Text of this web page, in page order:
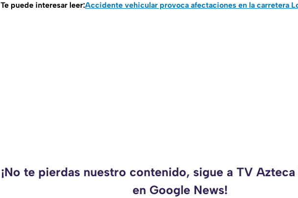
Te puede interesar leer:Accidente vehicular provoca afectaciones en la carretera
¡No te pierdas nuestro contenido, sigue a TV
en Google News!